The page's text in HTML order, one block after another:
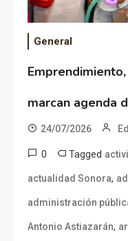
General
marcan agenda
24/07/2026
0 Tagged
actualidad Sonora,
administración
Antonio Astiazarán,